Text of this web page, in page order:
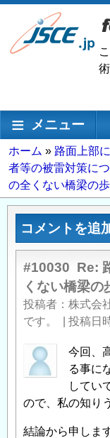
メ
ン
移
メインナビゲー
メニュー
パ
ン
く
ず
ホーム
路面上部
者等の被雷対策に
の全くない橋梁の
コメントを追
#10030 Re:
くない橋梁
投稿者
株式会
です。
投稿日
今回、
る事に
してい
ので、私の知り
結論から申しま